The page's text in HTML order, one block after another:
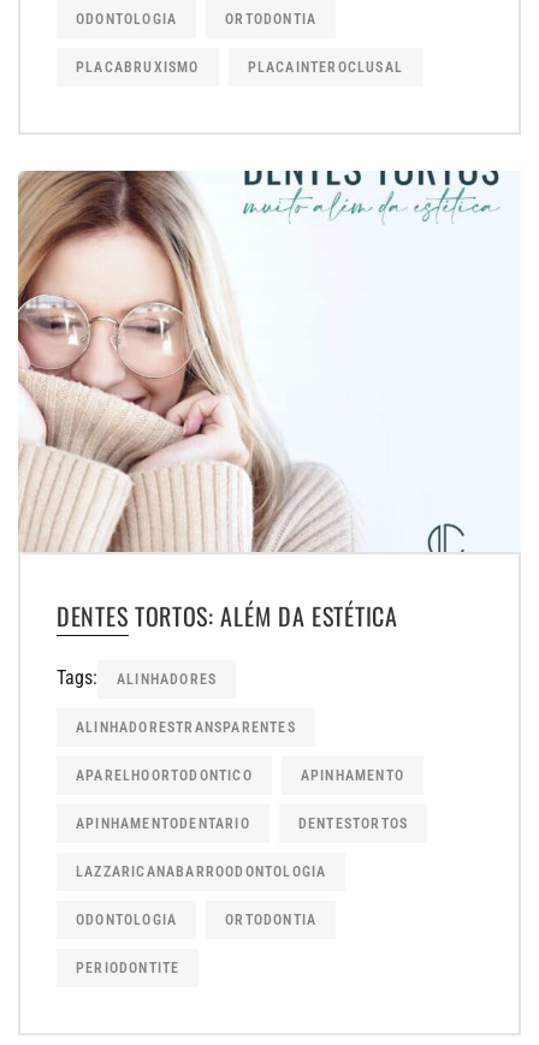
ODONTOLOGIA ORTODONTIA
PLACABRUXISMO PLACAINTEROCLUSAL
DENTES TORTOS: ALÉM DA ESTÉTICA
Tags: ALINHADORES
ALINHADORESTRANSPARENTES
APARELHOORTODONTICO APINHAMENTO
APINHAMENTODENTARIO DENTESTORTOS
LAZZARICANABARROODONTOLOGIA
ODONTOLOGIA ORTODONTIA
PERIODONTITE